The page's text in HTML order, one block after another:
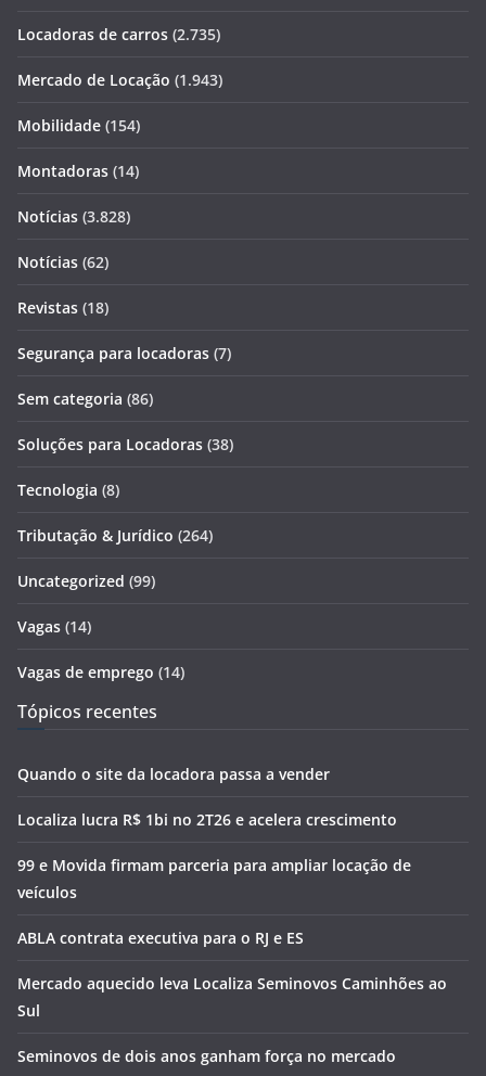
Locadoras de carros (2.735)
Mercado de Locação (1.943)
Mobilidade (154)
Montadoras (14)
Notícias (3.828)
Notícias (62)
Revistas (18)
Segurança para locadoras (7)
Sem categoria (86)
Soluções para Locadoras (38)
Tecnologia (8)
Tributação & Jurídico (264)
Uncategorized (99)
Vagas (14)
Vagas de emprego (14)
Tópicos recentes
Quando o site da locadora passa a vender
Localiza lucra R$ 1bi no 2T26 e acelera crescimento
99 e Movida firmam parceria para ampliar locação de
veículos
ABLA contrata executiva para o RJ e ES
Mercado aquecido leva Localiza Seminovos Caminhões ao
Sul
Seminovos de dois anos ganham força no mercado